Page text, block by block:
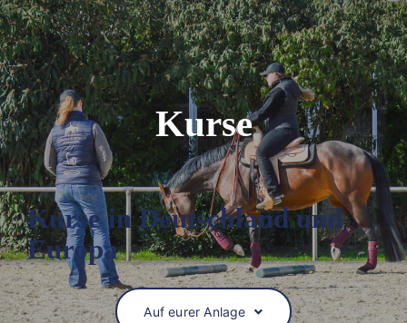
Kurse
Kurse in Deutschland und
Europa
Auf eurer Anlage